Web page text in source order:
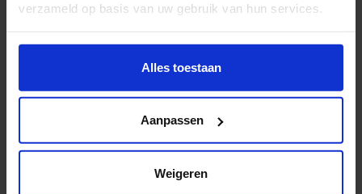
verzameld op basis van uw gebruik van hun services.
Wil je meer weten of de voorkeur aanpassen, bekijk dan
https://www.hku.nl/privacy-statement-en-
Alles toestaan
Aanpassen
Weigeren
Bekijk het studieaanbod
Lees meer over onderzoek en expertise
zoekmachine.